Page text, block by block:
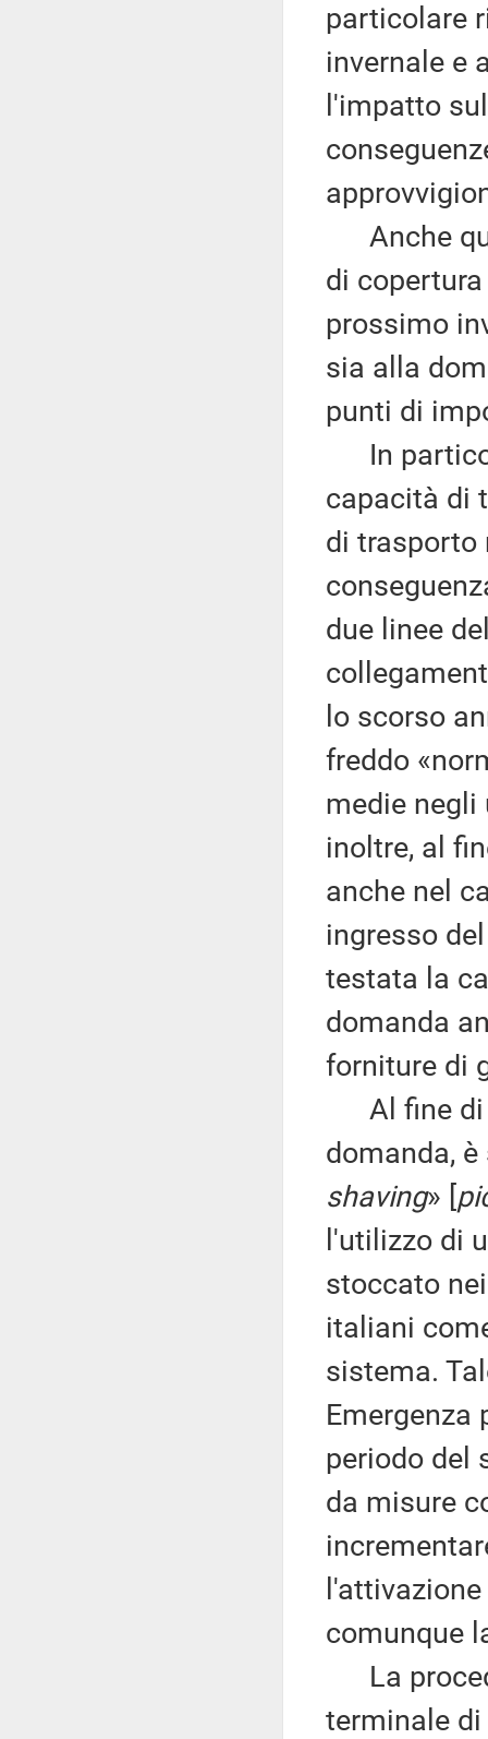
particolare
invernale e
l'impatto
Anche
di
prossimo
sia alla
punti di
In
capacità di
di trasporto
due linee
lo scorso
freddo
medie negli
inoltre, al
anche nel
ingresso
testata la
domanda
forniture di
Al fine di
domanda,
shaving» [
l'utilizzo di
stoccato
italiani
sistema.
Emergenza
periodo del
da misure
comunque
La
terminale